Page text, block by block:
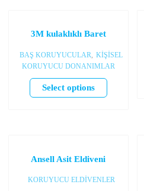
3M kulaklıklı Baret
BAŞ KORUYUCULAR
KİŞİSEL
KORUYUCU DONANIMLAR
Select options
Ansell Asit Eldiveni
KORUYUCU ELDİVENLER